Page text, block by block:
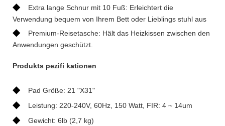
◆
Extra lange Schnur mit 10 Fuß: Erleichtert die
Verwendung bequem von Ihrem Bett oder Lieblings stuhl aus
◆
Premium-Reisetasche: Hält das Heizkissen zwischen den
Anwendungen geschützt.
Produkts pezifi kationen
◆ Pad Größe: 21 "X31"
◆ Leistung: 220-240V, 60Hz, 150 Watt, FIR: 4 ~ 14um
◆ Gewicht: 6lb (2,7 kg)